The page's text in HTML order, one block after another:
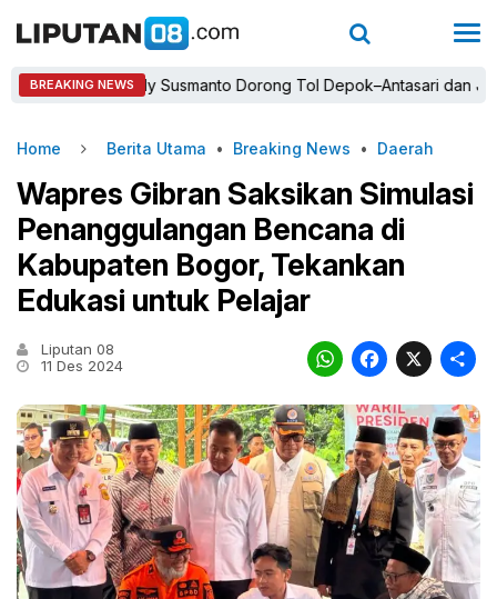
BREAKING NEWS
Rudy Susmanto Dorong Tol Depok–Antasari dan Jalan
Home Berita Utama • Breaking News • Daerah
Wapres Gibran Saksikan Simulasi
Penanggulangan Bencana di
Kabupaten Bogor, Tekankan
Edukasi untuk Pelajar
Liputan 08
11 Des 2024
X